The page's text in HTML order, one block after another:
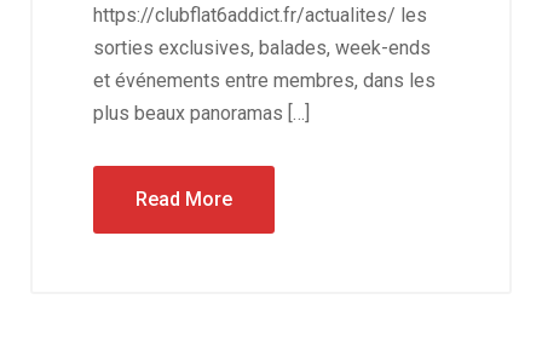
https://clubflat6addict.fr/actualites/ les
sorties exclusives, balades, week-ends
et événements entre membres, dans les
plus beaux panoramas […]
Read More